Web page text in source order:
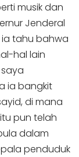
musik dan
Jenderal
ia tahu bahwa
hal lain
ia bangkit
di mana
pun telah
dalam
penduduk